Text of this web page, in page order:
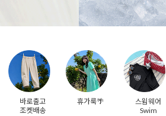
바로출고
조켓배송
휴가룩🌴
스윔웨어
Swim